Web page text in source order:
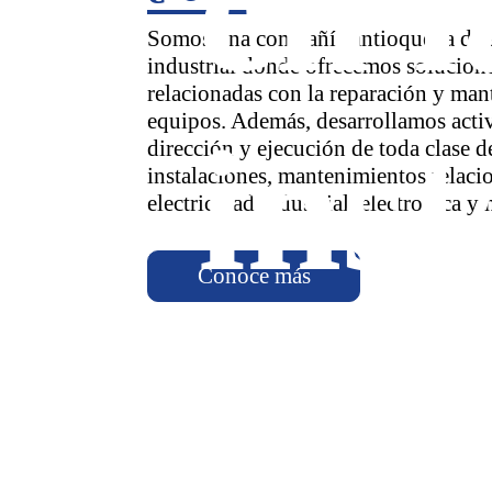
Somos una compañía antioqueña de
industrial donde ofrecemos
relacionadas con la reparación y
equipos. Además, desarrollamos
dirección y ejecución de toda clase
instalaciones, mantenimientos
electricidad industrial, electrónica y
Conoce más